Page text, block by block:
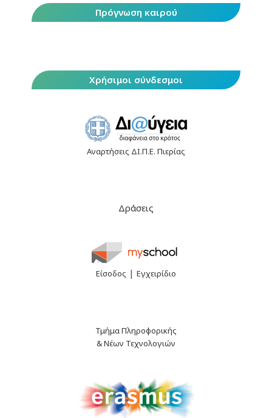
Πρόγνωση καιρού
Χρήσιμοι σύνδεσμοι
Αναρτήσεις ΔΙ.Π.Ε. Πιερίας
Δράσεις
Είσοδος | Εγχειρίδιο
Τμήμα Πληροφορικής
& Νέων Τεχνολογιών